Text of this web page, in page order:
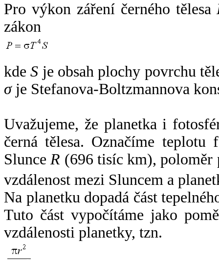
Pro výkon záření černého tělesa
zákon
kdeS je obsah plochy povrchu
σje Stefanova-Boltzmannova
Uvažujeme, že planetka i
černá tělesa. Označíme
SlunceR (696 tisíc km),
vzdálenost mezi Sluncem a
Na planetku dopadá část
Tuto část vypočítáme jako
vzdálenosti planetky, tzn.